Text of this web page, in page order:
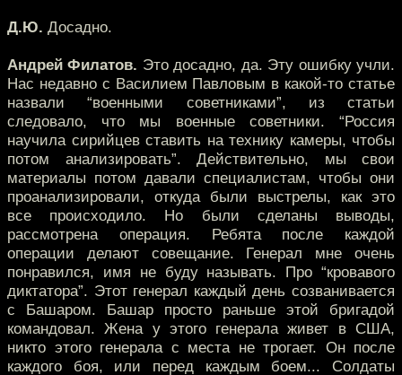
Д.Ю. Досадно.
Андрей Филатов. Это досадно, да. Эту ошибку учли.
Нас недавно с Василием Павловым в какой-то статье
назвали “военными советниками”, из статьи
следовало, что мы военные советники. “Россия
научила сирийцев ставить на технику камеры, чтобы
потом анализировать”. Действительно, мы свои
материалы потом давали специалистам, чтобы они
проанализировали, откуда были выстрелы, как это
все происходило. Но были сделаны выводы,
рассмотрена операция. Ребята после каждой
операции делают совещание. Генерал мне очень
понравился, имя не буду называть. Про “кровавого
диктатора”. Этот генерал каждый день созванивается
с Башаром. Башар просто раньше этой бригадой
командовал. Жена у этого генерала живет в США,
никто этого генерала с места не трогает. Он после
каждого боя, или перед каждым боем... Солдаты